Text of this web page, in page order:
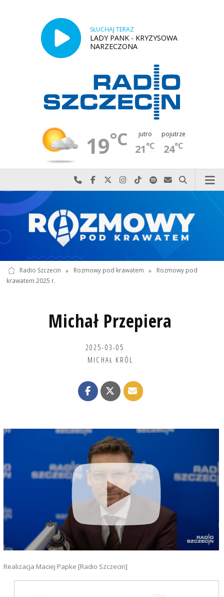
SŁUCHAJ TERAZ
LADY PANK - KRYZYSOWA
NARZECZONA
19°C jutro
21°C
pojutrze
24°C
Najlepiej po prostu do nas zadzwoń
Odwiedź nas na Facebook-u
Odwiedź nas na X
Odwiedź nas na Instagram-ie
Odwiedź nas na TikTok-u
Szukaj nas na Spotify
Wyślij do nas
Szukaj
Radio Szczecin » Rozmowy pod krawatem »
Rozmowy pod
krawatem 2025 r.
Michał Przepiera
2025-03-05
MICHAŁ KRÓL
Realizacja Maciej Papke [Radio Szczecin]